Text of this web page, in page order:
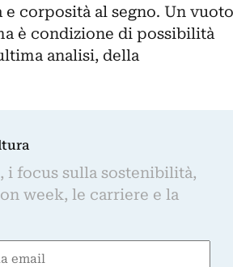
corposità al segno. Un vuoto
è condizione di possibilità
analisi, della
i focus sulla sostenibilità,
week, le carriere e la